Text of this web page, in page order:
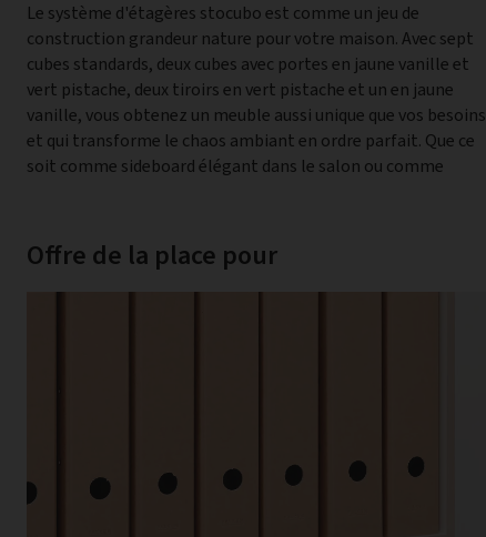
Le système d'étagères stocubo est comme un jeu de
construction grandeur nature pour votre maison. Avec sept
cubes standards, deux cubes avec portes en jaune vanille et
vert pistache, deux tiroirs en vert pistache et un en jaune
vanille, vous obtenez un meuble aussi unique que vos besoins
et qui transforme le chaos ambiant en ordre parfait. Que ce
soit comme sideboard élégant dans le salon ou comme
étagère d'appoint fonctionnelle pour les gants, le
rangement des clés et les casques de vélo dans l'entrée. Les
portes de couleur pastel apportent une touche de design
délicate. Mais le point fort caché est la construction
modulaire de stocubo : vous pouvez agrandir et réorganiser
l'étagère à volonté, ce qui garantit une utilisation flexible et
Offre de la place pour